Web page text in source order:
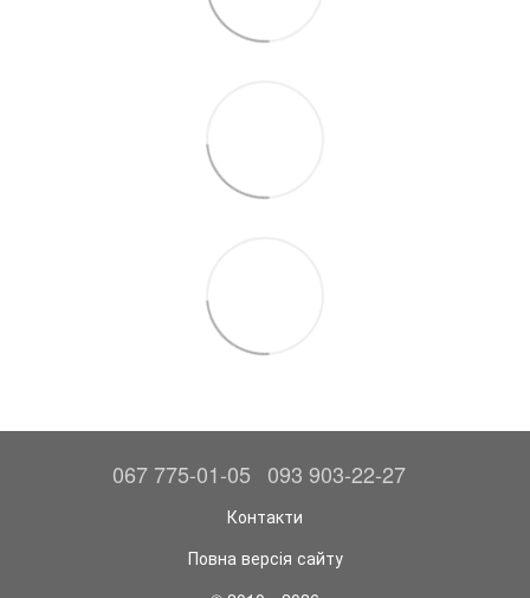
067 775-01-05 093 903-22-27
Контакти
Повна версія сайту